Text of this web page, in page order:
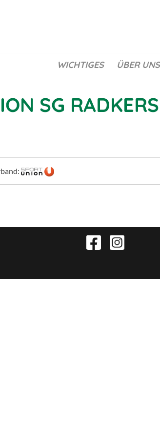
WICHTIGES ÜBER UNS
SG